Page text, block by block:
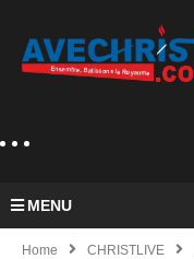
MENU
Home CHRISTLIVE